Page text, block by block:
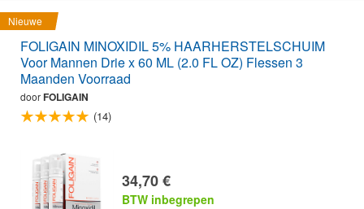
Nieuwe
FOLIGAIN MINOXIDIL 5% HAARHERSTELSCHUIM
Voor Mannen Drie x 60 ML (2.0 FL OZ) Flessen 3
Maanden Voorraad
doorFOLIGAIN
(14)
34,70 €
BTW inbegrepen